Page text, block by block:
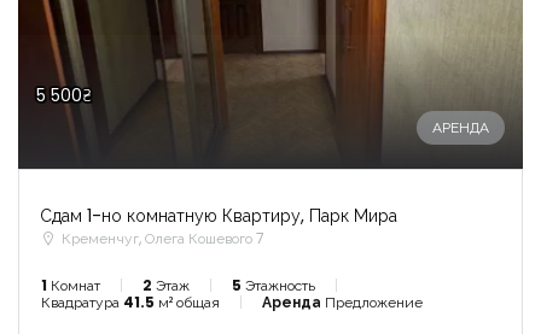
5 500₴
АРЕНДА
Сдам 1-но комнатную Квартиру, Парк Мира
Кременчуг, Олега Кошевого 7
1 Комнат 2 Этаж 5 Этажность
Квадратура 41.5 м² общая Аренда Предложение